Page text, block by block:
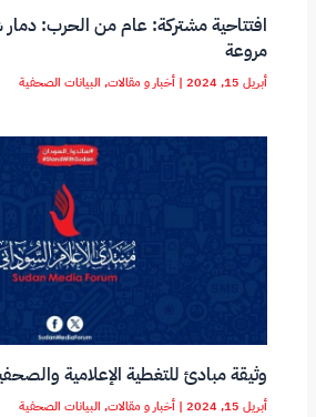
افتتاحية مشتركة: عام من الحرب:
مروعة
أبريل 15, 2024 |أخبار و مقالات, البيانات الصحفية
وثيقة مبادئ للتغطية الإعلامية
أبريل 15, 2024 |أخبار و مقالات, البيانات الصحفية